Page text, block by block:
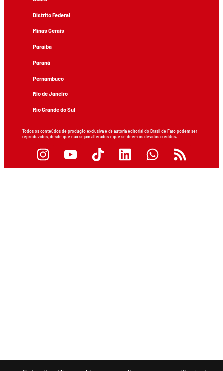
Distrito Federal
Minas Gerais
Paraíba
Paraná
Pernambuco
Rio de Janeiro
Rio Grande do Sul
Todos os conteúdos de produção exclusiva e de autoria editorial do Brasil de Fato podem ser
reproduzidos, desde que não sejam alterados e que se deem os devidos créditos.